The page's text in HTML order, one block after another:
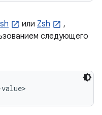
или Zsh
,
следующего
value>